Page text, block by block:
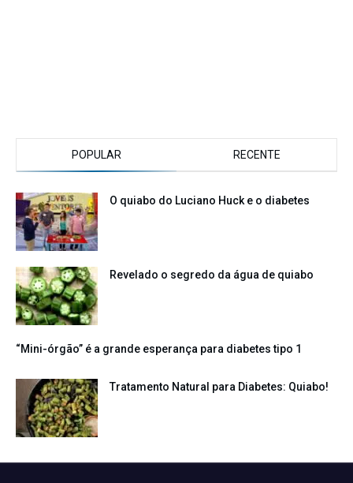
POPULAR RECENTE
O quiabo do Luciano Huck e o diabetes
Revelado o segredo da água de quiabo
“Mini-órgão” é a grande esperança para diabetes tipo 1
Tratamento Natural para Diabetes: Quiabo!